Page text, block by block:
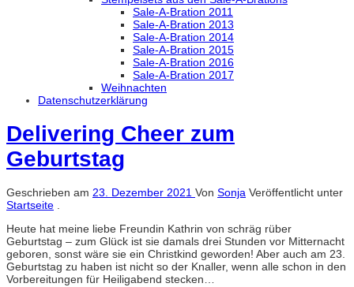
Sale-A-Bration 2011
Sale-A-Bration 2013
Sale-A-Bration 2014
Sale-A-Bration 2015
Sale-A-Bration 2016
Sale-A-Bration 2017
Weihnachten
Datenschutzerklärung
Delivering Cheer zum
Geburtstag
Geschrieben am 23. Dezember 2021 Von Sonja Veröffentlicht unter
Startseite .
Heute hat meine liebe Freundin Kathrin von schräg rüber
Geburtstag – zum Glück ist sie damals drei Stunden vor Mitternacht
geboren, sonst wäre sie ein Christkind geworden! Aber auch am 23.
Geburtstag zu haben ist nicht so der Knaller, wenn alle schon in den
Vorbereitungen für Heiligabend stecken…